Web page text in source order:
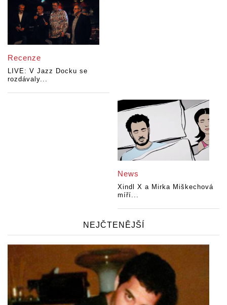
Recenze
LIVE: V Jazz Docku se
rozdávaly...
News
Xindl X a Mirka Miškechová
míří...
NEJČTENĚJŠÍ